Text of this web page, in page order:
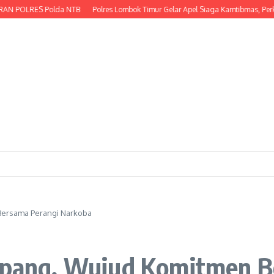
Polda NTB Polres Lombok Timur Gelar Apel Siaga Kamtibmas, Perkuat
Perangi Narkoba
Wujud Komitmen